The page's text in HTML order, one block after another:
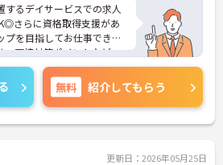
するデイサービスでの求人
さらに資格取得支援があ
プを目指してお仕事できま
、面接対策ポイントなど、
すのでお気軽にご相談くだ
無料 紹介してもらう
更新日：2026年05月25日